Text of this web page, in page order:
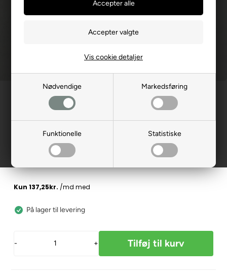
Nødvendige Markedsføring
Funktionelle Statistiske
Vis cookie detaljer
Reservedele»
Håndtag Højre LM-75
136300
549,00DKK
På lager til levering
- +